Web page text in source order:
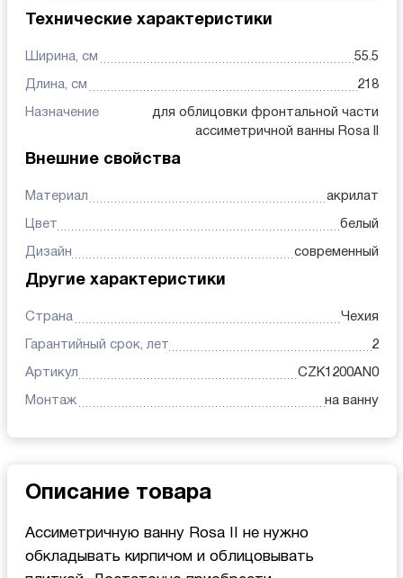
Технические характеристики
Ширина, см 55.5
Длина, см 218
Назначение
для облицовки фронтальной части
ассиметричной ванны Rosa II
Внешние свойства
Материал акрилат
Цвет белый
Дизайн современный
Другие характеристики
Страна Чехия
Гарантийный срок, лет 2
Артикул CZK1200AN0
Монтаж на ванну
Описание товара
Ассиметричную ванну Rosa II не нужно
обкладывать кирпичом и облицовывать